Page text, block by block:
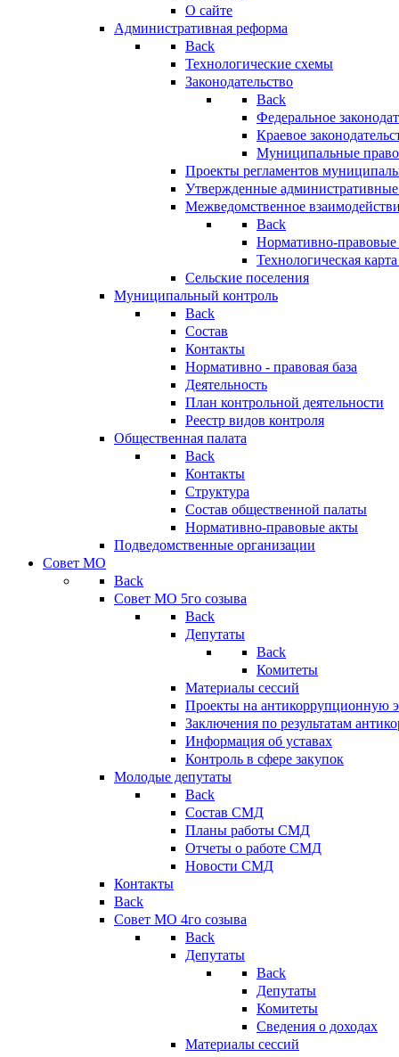
О сайте
Административная реформа
Back
Технологические схемы
Законодательство
Back
Федеральное
Краевое
Муниципальные
Проекты регламентов
Утвержденные
Межведомственное
Back
Нормативно-правовые
Технологическая
Сельские поселения
Муниципальный контроль
Back
Состав
Контакты
Нормативно - правовая база
Деятельность
План контрольной деятельности
Реестр видов контроля
Общественная палата
Back
Контакты
Структура
Состав общественной палаты
Нормативно-правовые акты
Подведомственные организации
Совет МО
Back
Совет МО 5го созыва
Back
Депутаты
Back
Комитеты
Материалы сессий
Проекты на антикоррупционную
Заключения по результатам
Информация об уставах
Контроль в сфере закупок
Молодые депутаты
Back
Состав СМД
Планы работы СМД
Отчеты о работе СМД
Новости СМД
Контакты
Back
Совет МО 4го созыва
Back
Депутаты
Back
Депутаты
Комитеты
Сведения о доходах
Материалы сессий